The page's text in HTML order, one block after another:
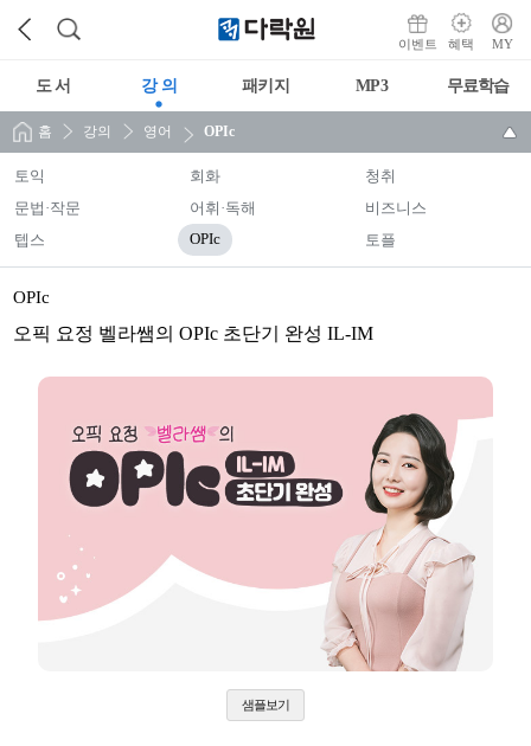
이벤트 혜택 MY
도 서 강 의 패키지 MP3 무료학습
홈 강의 영어 OPIc
토익 회화
청취
문법·작문
어휘·독해
비즈니스
텝스
OPIc 토플
OPIc
오픽 요정 벨라쌤의 OPIc 초단기 완성 IL-IM
샘플보기